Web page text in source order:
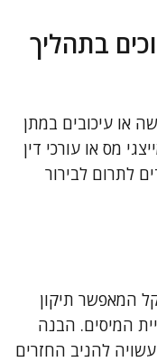
בתהליך
או עיכובים במתן
מס או עורכי דין
לתרום לבירור
המאפשר תיקון
המיסים. הבנה
להניב החזרים